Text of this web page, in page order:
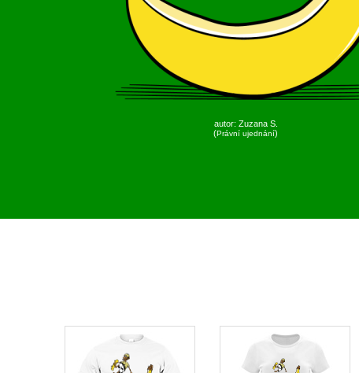
Dárky pro partnerku
Dárky pro přátele
autor: Zuzana S.
(Právní ujednání)